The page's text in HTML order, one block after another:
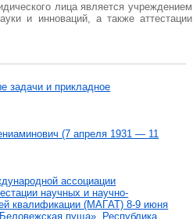
лица является учреждением
и инноваций, а также аттестации
задачи и прикладное
(7 апреля 1931 — 11
ассоциации
научных и научно-
квалификации (МАГAT) 8-9 июня
пуща», Республика